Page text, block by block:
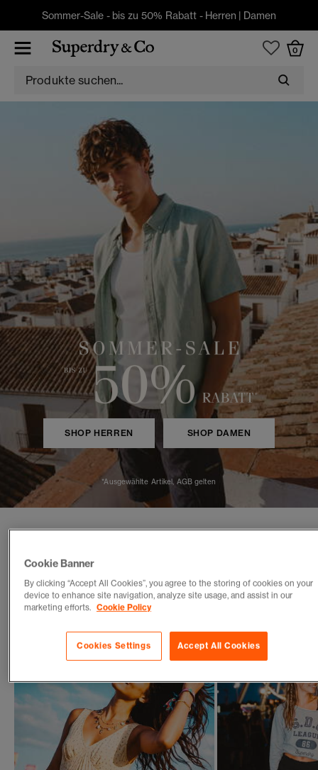
Sommer-Sale - bis zu 50% Rabatt - Herren | Damen
0
SHOP HERREN SHOP DAMEN
*Ausgewählte Artikel, AGB gelten
Neu Eingetroffen
Zeitlos, hochwertig und unverkennbar raffiniert.
Cookie Banner
By clicking “Accept All Cookies”, you agree to the storing of cookies on your
device to enhance site navigation, analyze site usage, and assist in our
marketing efforts. Cookie Policy
Accept All Cookies
Cookies Settings